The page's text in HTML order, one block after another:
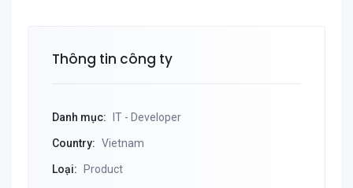
Thông tin công ty
Danh mục: IT - Developer
Country: Vietnam
Loại: Product